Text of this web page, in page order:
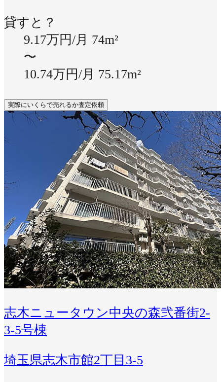
貸すと？
9.17万円/月 74m²
〜
10.74万円/月 75.17m²
実際にいくらで売れるか査定依頼
志木ニュータウン中央の森弐番街2-
3-5号棟
埼玉県志木市館2丁目3-5